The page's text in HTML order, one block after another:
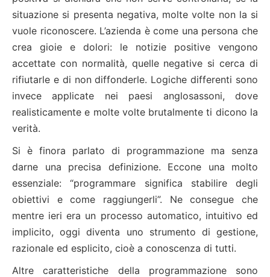
situazione si presenta negativa, molte volte non la si
vuole riconoscere. L’azienda è come una persona che
crea gioie e dolori: le notizie positive vengono
accettate con normalità, quelle negative si cerca di
rifiutarle e di non diffonderle. Logiche differenti sono
invece applicate nei paesi anglosassoni, dove
realisticamente e molte volte brutalmente ti dicono la
verità.
Si è finora parlato di programmazione ma senza
darne una precisa definizione. Eccone una molto
essenziale: “programmare significa stabilire degli
obiettivi e come raggiungerli”. Ne consegue che
mentre ieri era un processo automatico, intuitivo ed
implicito, oggi diventa uno strumento di gestione,
razionale ed esplicito, cioè a conoscenza di tutti.
Altre caratteristiche della programmazione sono